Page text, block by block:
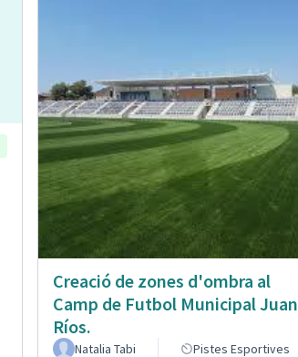
Creació de zones d'ombra al
Camp de Futbol Municipal Juan
Ríos.
Natalia Tabi Pistes Esportives